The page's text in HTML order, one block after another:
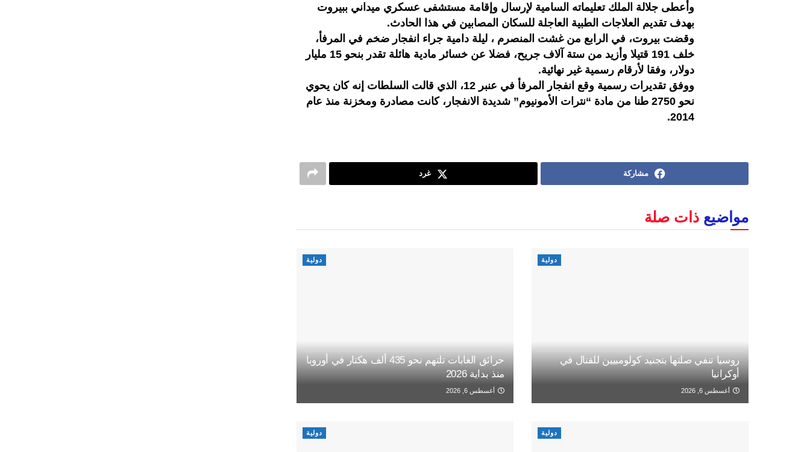
وأعطى جلالة الملك تعليماته السامية لإرسال وإقامة مستشفى عسكري ميداني ببيروت
بهدف تقديم العلاجات الطبية العاجلة للسكان المصابين في هذا الحادث.
وقضت بيروت، في الرابع من غشت المنصرم ، ليلة دامية جراء انفجار ضخم في المرفأ،
خلف 191 قتيلا وأزيد من ستة آلاف جريح، فضلا عن خسائر مادية هائلة تقدر بنحو 15 مليار
دولار، وفقا لأرقام رسمية غير نهائية.
ووفق تقديرات رسمية وقع انفجار المرفأ في عنبر 12، الذي قالت السلطات إنه كان يحوي
نحو 2750 طنا من مادة “نترات الأمونيوم” شديدة الانفجار، كانت مصادرة ومخزنة منذ عام
2014.
مشاركة غرد
مواضيع ذات صلة
دولية
روسيا تنفي صلتها بتجنيد كولومبيين للقتال في
أوكرانيا
أغسطس 6, 2026
دولية
حرائق الغابات تلتهم نحو 435 ألف هكتار في أوروبا
منذ بداية 2026
أغسطس 6, 2026
دولية دولية